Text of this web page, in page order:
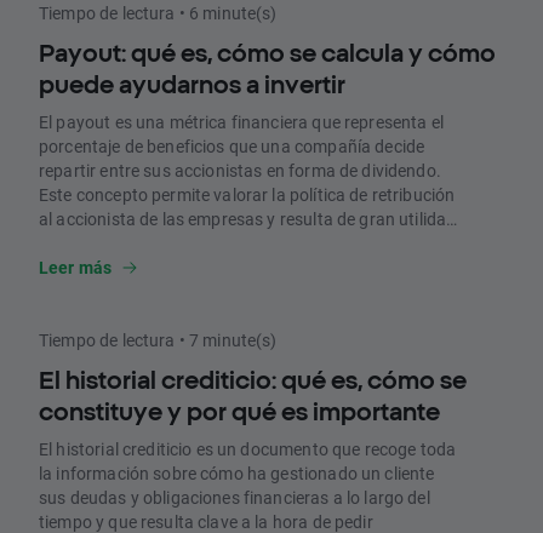
Tiempo de lectura • 6 minute(s)
Payout: qué es, cómo se calcula y cómo
puede ayudarnos a invertir
El payout es una métrica financiera que representa el
porcentaje de beneficios que una compañía decide
repartir entre sus accionistas en forma de dividendo.
Este concepto permite valorar la política de retribución
al accionista de las empresas y resulta de gran utilidad
basada en dividendos. En este artículo, repasamos
Leer más
Tiempo de lectura • 7 minute(s)
El historial crediticio: qué es, cómo se
constituye y por qué es importante
El historial crediticio es un documento que recoge toda
la información sobre cómo ha gestionado un cliente
sus deudas y obligaciones financieras a lo largo del
tiempo y que resulta clave a la hora de pedir